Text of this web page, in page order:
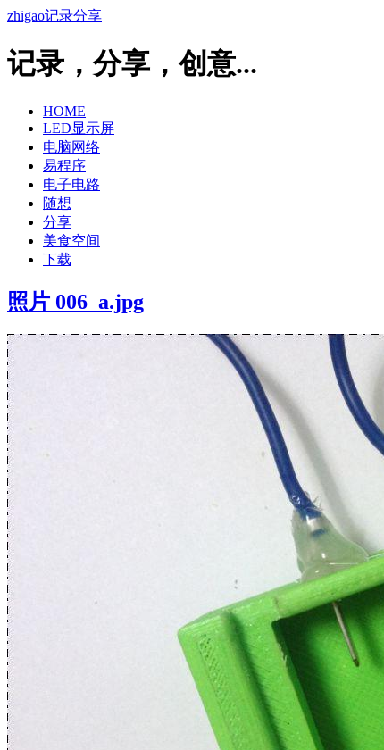
zhigao记录分享
记录，分享，创意...
HOME
LED显示屏
电脑网络
易程序
电子电路
随想
分享
美食空间
下载
照片 006_a.jpg